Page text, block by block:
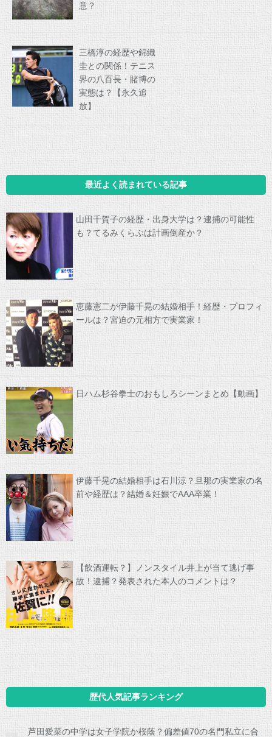
意？
三橋淳の経歴や錦織
圭との関係！テニス
界の八百長・賭博の
実態は？【永久追
放】
最近よく読まれている記事
山田千賀子の経歴・出身大学は？逮捕の可能性
も？てるみくらぶは計画倒産か？
恵藤憲二が伊藤千晃の結婚相手！経歴・プロフィ
ールは？宮迫の元相方で実業家！
日ハム杉谷拳士のおもしろシーンまとめ【動画】
伊藤千晃の結婚相手は石川涼？旦那の実業家の名
前や経歴は？結婚＆妊娠でAAA卒業！
【飲酒運転？】ノンスタイル井上が当て逃げ事
故！逮捕？発表された本人のコメントは？
歴代人気記事ランキング
芦田愛菜の中学は女子学院か桜蔭？偏差値70の名門私立に合